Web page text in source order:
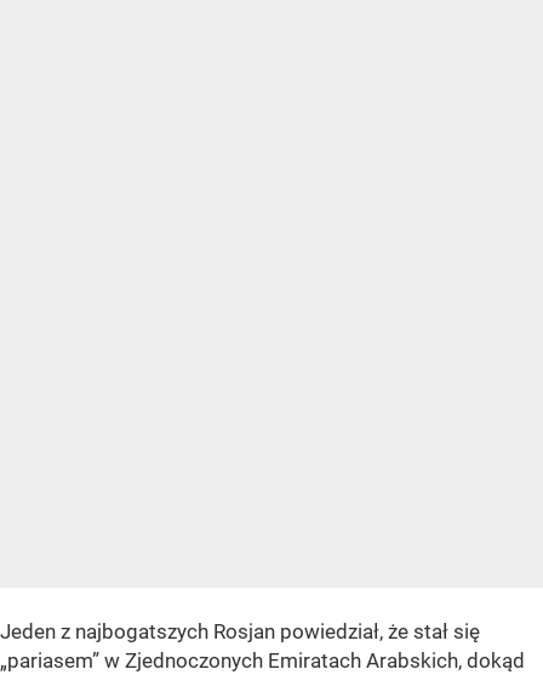
Jeden z najbogatszych Rosjan powiedział, że stał się
„pariasem” w Zjednoczonych Emiratach Arabskich, dokąd